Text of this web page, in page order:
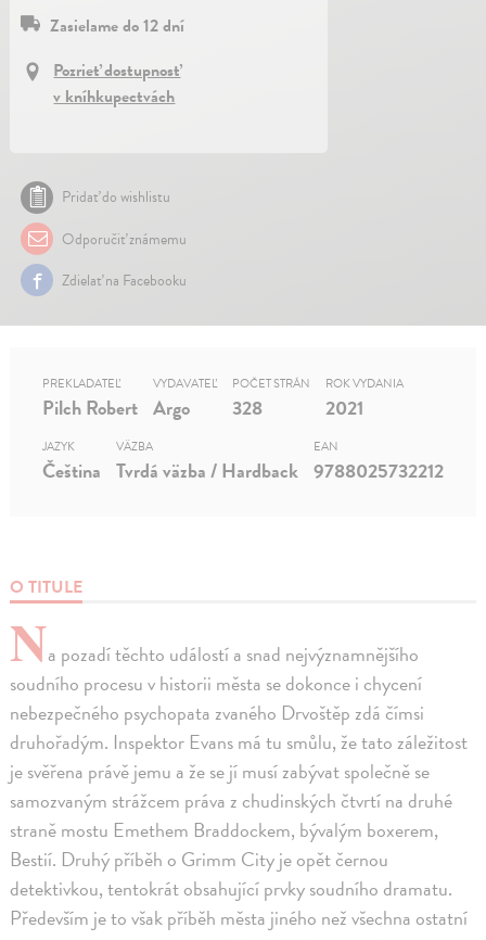
Zasielame do 12 dní
Pozrieť dostupnosť
v kníhkupectvách
Pridať do wishlistu
Odporučiť známemu
Zdielať na Facebooku
O TITULE
Na pozadí těchto událostí a snad nejvýznamnějšího
soudního procesu v historii města se dokonce i chycení
nebezpečného psychopata zvaného Drvoštěp zdá čímsi
druhořadým. Inspektor Evans má tu smůlu, že tato záležitost
je svěřena právě jemu a že se jí musí zabývat společně se
samozvaným strážcem práva z chudinských čtvrtí na druhé
straně mostu Emethem Braddockem, bývalým boxerem,
Bestií. Druhý příběh o Grimm City je opět černou
detektivkou, tentokrát obsahující prvky soudního dramatu.
Především je to však příběh města jiného než všechna ostatní
PREKLADATEĽ
Pilch Robert
VYDAVATEĽ
Argo
POČET STRÁN
328
ROK VYDANIA
2021
JAZYK
Čeština
VÄZBA
Tvrdá väzba / Hardback
EAN
9788025732212